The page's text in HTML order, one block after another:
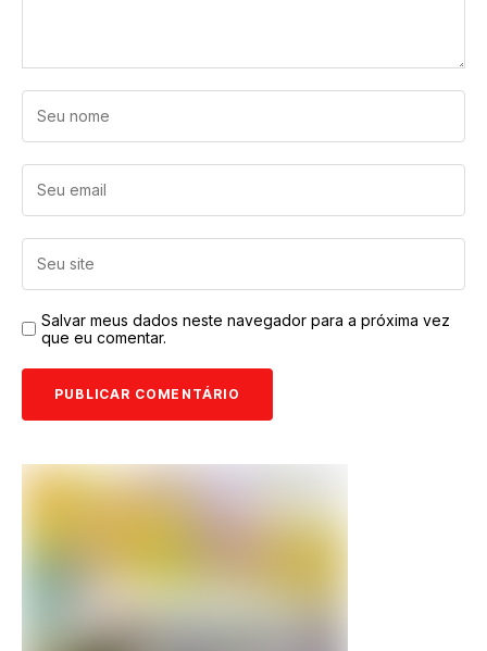
Salvar meus dados neste navegador para a próxima vez
que eu comentar.